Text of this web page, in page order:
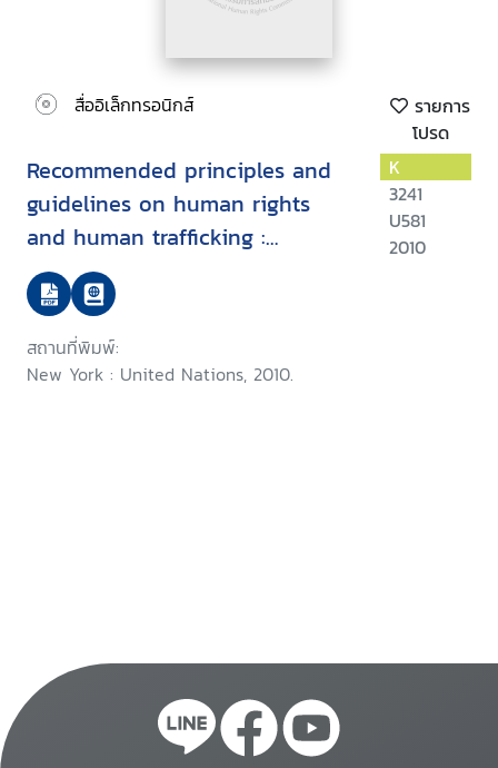
สื่ออิเล็กทรอนิกส์
รายการ
โปรด
Recommended principles and
guidelines on human rights
and human trafficking :
commentary
สถานที่พิมพ์:
New York : United Nations, 2010.
K
3241
U581
2010